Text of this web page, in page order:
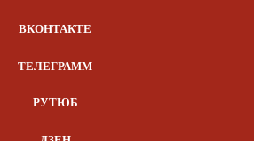
ВКОНТАКТЕ
ТЕЛЕГРАММ
РУТЮБ